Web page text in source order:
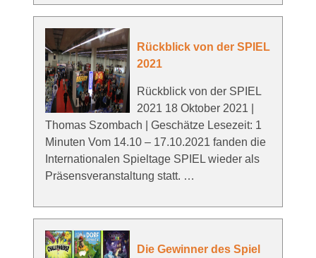
Rückblick von der SPIEL
2021
Rückblick von der SPIEL
2021 18 Oktober 2021 |
Thomas Szombach | Geschätze Lesezeit: 1
Minuten Vom 14.10 – 17.10.2021 fanden die
Internationalen Spieltage SPIEL wieder als
Präsensveranstaltung statt. …
Die Gewinner des Spiel